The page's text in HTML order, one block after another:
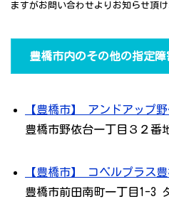
ますがお問い合わせよりお知らせ頂け
豊橋市内のその他の指定
【豊橋市】 アンドアップ
豊橋市野依台一丁目３２番
【豊橋市】 コペルプラス
豊橋市前田南町一丁目1-3